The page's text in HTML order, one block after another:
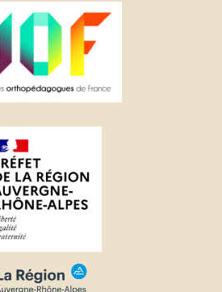
liste d'envies
liste
d'envies
pour ajouter des produits
Annuler